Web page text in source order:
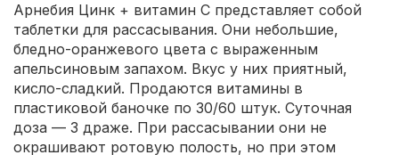
Арнебия Цинк + витамин С представляет собой
таблетки для рассасывания. Они небольшие,
бледно-оранжевого цвета с выраженным
апельсиновым запахом. Вкус у них приятный,
кисло-сладкий. Продаются витамины в
пластиковой баночке по 30/60 штук. Суточная
доза — 3 драже. При рассасывании они не
окрашивают ротовую полость, но при этом